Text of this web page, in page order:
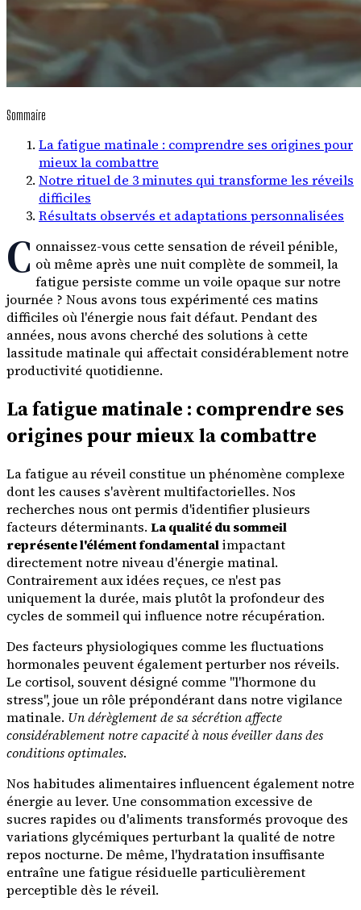
Sommaire
La fatigue matinale : comprendre ses origines pour
mieux la combattre
Notre rituel de 3 minutes qui transforme les réveils
difficiles
Résultats observés et adaptations personnalisées
C onnaissez-vous cette sensation de réveil pénible,
où même après une nuit complète de sommeil, la
fatigue persiste comme un voile opaque sur notre
journée ? Nous avons tous expérimenté ces matins
difficiles où l'énergie nous fait défaut. Pendant des
années, nous avons cherché des solutions à cette
lassitude matinale qui affectait considérablement notre
productivité quotidienne.
La fatigue matinale : comprendre ses
origines pour mieux la combattre
La fatigue au réveil constitue un phénomène complexe
dont les causes s'avèrent multifactorielles. Nos
recherches nous ont permis d'identifier plusieurs
facteurs déterminants. La qualité du sommeil
représente l'élément fondamentalimpactant
directement notre niveau d'énergie matinal.
Contrairement aux idées reçues, ce n'est pas
uniquement la durée, mais plutôt la profondeur des
cycles de sommeil qui influence notre récupération.
Des facteurs physiologiques comme les fluctuations
hormonales peuvent également perturber nos réveils.
Le cortisol, souvent désigné comme "l'hormone du
stress", joue un rôle prépondérant dans notre vigilance
matinale. Un dérèglement de sa sécrétion affecte
considérablement notre capacité à nous éveiller dans des
conditions optimales.
Nos habitudes alimentaires influencent également notre
énergie au lever. Une consommation excessive de
sucres rapides ou d'aliments transformés provoque des
variations glycémiques perturbant la qualité de notre
repos nocturne. De même, l'hydratation insuffisante
entraîne une fatigue résiduelle particulièrement
perceptible dès le réveil.